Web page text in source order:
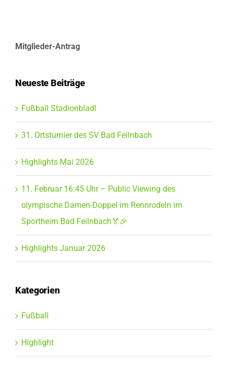
Mitglieder-Antrag
Neueste Beiträge
Fußball Stadionbladl
31. Ortsturnier des SV Bad Feilnbach
Highlights Mai 2026
11. Februar 16:45 Uhr – Public Viewing des
olympische Damen-Doppel im Rennrodeln im
Sportheim Bad Feilnbach🏅🎉
Highlights Januar 2026
Kategorien
Fußball
Highlight